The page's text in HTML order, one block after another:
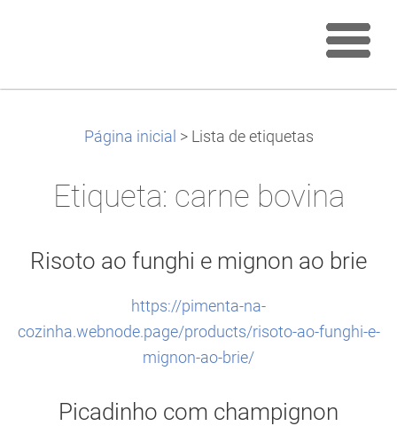
Página inicial > Lista de etiquetas
Etiqueta: carne bovina
Risoto ao funghi e mignon ao brie
https://pimenta-na-
cozinha.webnode.page/products/risoto-ao-funghi-e-
mignon-ao-brie/
Picadinho com champignon